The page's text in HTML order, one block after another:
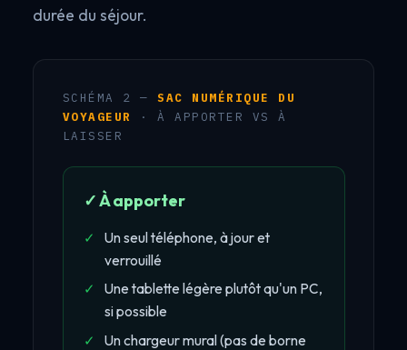
durée du séjour.
SCHÉMA 2 —SAC NUMÉRIQUE DU
VOYAGEUR
· À APPORTER VS À
LAISSER
✓ À apporter
Un seul téléphone, à jour et
verrouillé
Une tablette légère plutôt qu'un PC,
si possible
Un chargeur mural (pas de borne